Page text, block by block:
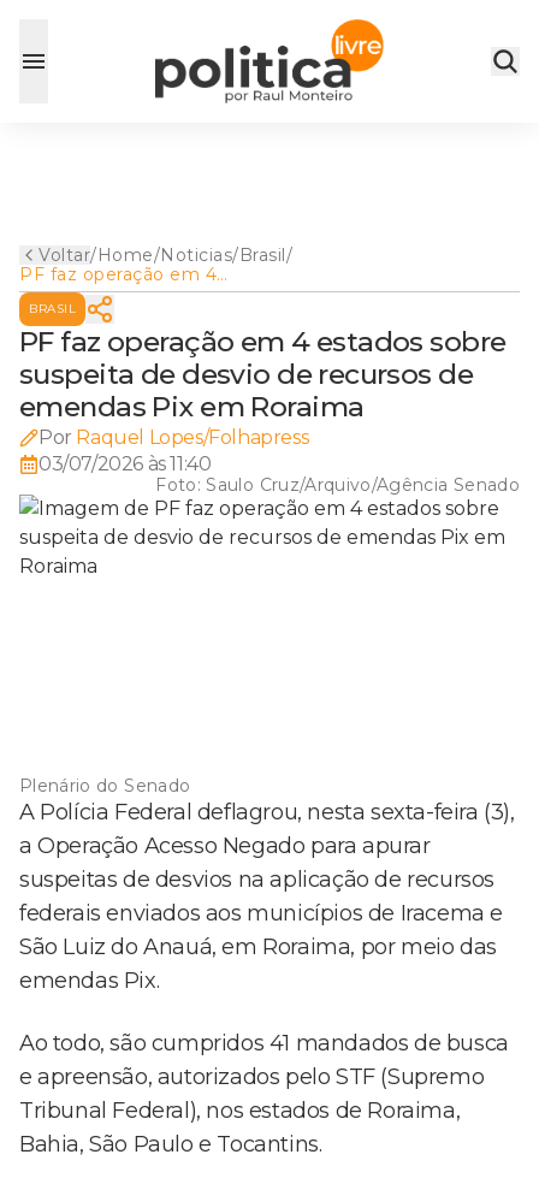
Voltar/Home/Noticias/Brasil/
PF faz operação em 4
estados sobre suspeita de
desvio de recursos de
emendas Pix em Roraima
BRASIL
PF faz operação em 4 estados sobre
suspeita de desvio de recursos de
emendas Pix em Roraima
Por Raquel Lopes/Folhapress
03/07/2026 às 11:40
Foto: Saulo Cruz/Arquivo/Agência Senado
Plenário do Senado
A Polícia Federal deflagrou, nesta sexta-feira (3),
a Operação Acesso Negado para apurar
suspeitas de desvios na aplicação de recursos
federais enviados aos municípios de Iracema e
São Luiz do Anauá, em Roraima, por meio das
emendas Pix.
Ao todo, são cumpridos 41 mandados de busca
e apreensão, autorizados pelo STF (Supremo
Tribunal Federal), nos estados de Roraima,
Bahia, São Paulo e Tocantins.